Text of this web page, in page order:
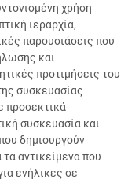
χρήση
ιεραρχία,
παρουσιάσεις που
και
προτιμήσεις του
συσκευασίας
προσεκτικά
συσκευασία και
δημιουργούν
αντικείμενα που
ενήλικες σε